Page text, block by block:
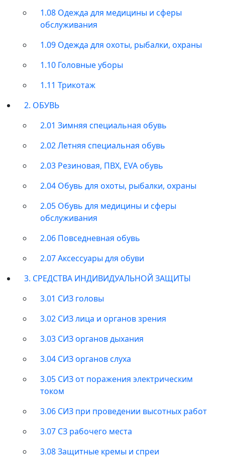
1.08 Одежда для медицины и сферы
обслуживания
1.09 Одежда для охоты, рыбалки, охраны
1.10 Головные уборы
1.11 Трикотаж
2. ОБУВЬ
2.01 Зимняя специальная обувь
2.02 Летняя специальная обувь
2.03 Резиновая, ПВХ, EVA обувь
2.04 Обувь для охоты, рыбалки, охраны
2.05 Обувь для медицины и сферы
обслуживания
2.06 Повседневная обувь
2.07 Аксессуары для обуви
3. СРЕДСТВА ИНДИВИДУАЛЬНОЙ ЗАЩИТЫ
3.01 СИЗ головы
3.02 СИЗ лица и органов зрения
3.03 СИЗ органов дыхания
3.04 СИЗ органов слуха
3.05 СИЗ от поражения электрическим
током
3.06 СИЗ при проведении высотных работ
3.07 СЗ рабочего места
3.08 Защитные кремы и спреи